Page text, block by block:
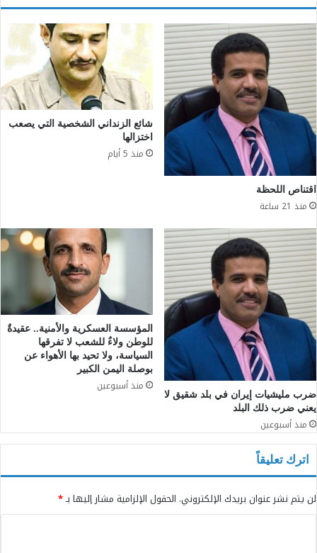
اقتناص اللحظة
منذ 21 ساعة
شائع الزنداني الشخصية التي يصعب
اختزالها
منذ 5 أيام
ضرب مليشيات إيران في بلد شقيق لا
يعني ضرب ذلك البلد
منذ أسبوعين
المؤسسة العسكرية والأمنية.. عقيدةٌ
للوطن ولاءٌ للشعب لا تفرقها
السياسة، ولا تحيد بها الأهواء عن
بوصلة اليمن الكبير
منذ أسبوعين
اترك تعليقاً
لن يتم نشر عنوان بريدك الإلكتروني. الحقول الإلزامية مشار إليها بـ*